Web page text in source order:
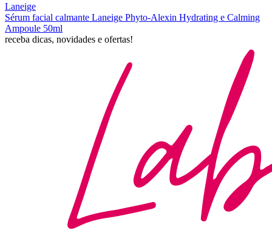
Laneige
Sérum facial calmante Laneige Phyto-Alexin Hydrating e Calming
Ampoule 50ml
receba dicas, novidades e ofertas!